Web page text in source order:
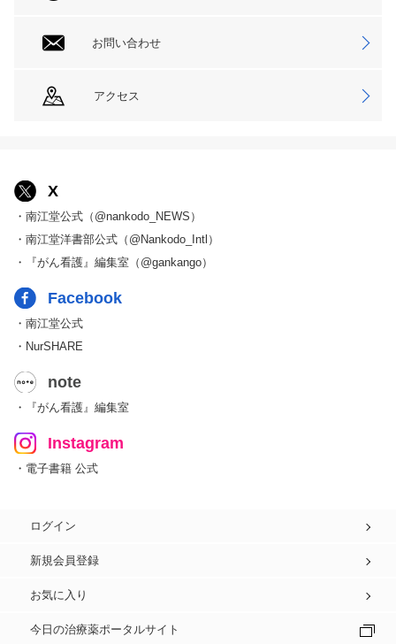
お問い合わせ
アクセス
X
・南江堂公式（@nankodo_NEWS）
・南江堂洋書部公式（@Nankodo_Intl）
・『がん看護』編集室（@gankango）
Facebook
・南江堂公式
・NurSHARE
note
・『がん看護』編集室
Instagram
・電子書籍 公式
ログイン
新規会員登録
お気に入り
今日の治療薬ポータルサイト